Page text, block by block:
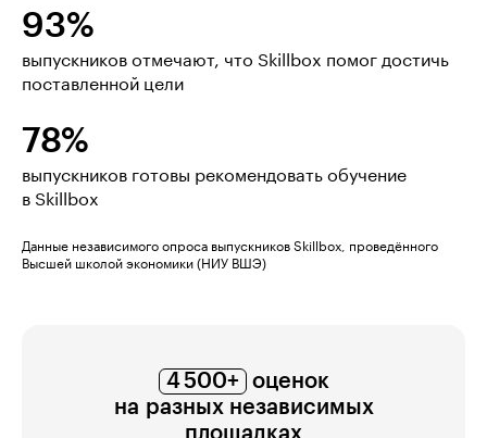
93%
выпускников отмечают, что Skillbox помог достичь
поставленной цели
78%
выпускников готовы рекомендовать обучение
в Skillbox
Данные независимого опроса выпускников Skillbox, проведённого
Высшей школой экономики (НИУ ВШЭ)
4 500+ оценок
на разных независимых
площадках